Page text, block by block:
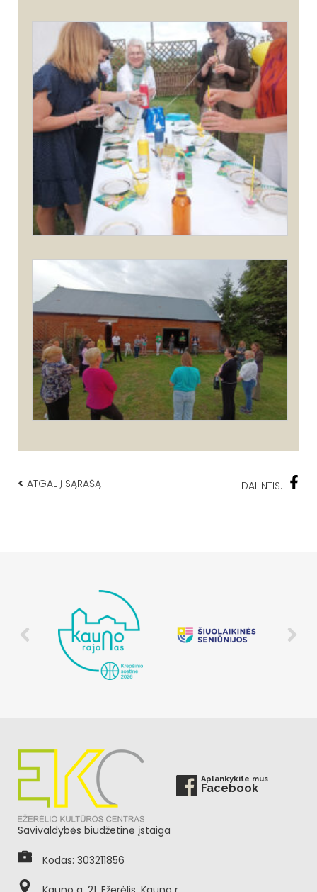
< ATGAL Į SĄRAŠĄ DALINTIS:
Aplankykite mus
Facebook
Savivaldybės biudžetinė įstaiga
Kodas: 303211856